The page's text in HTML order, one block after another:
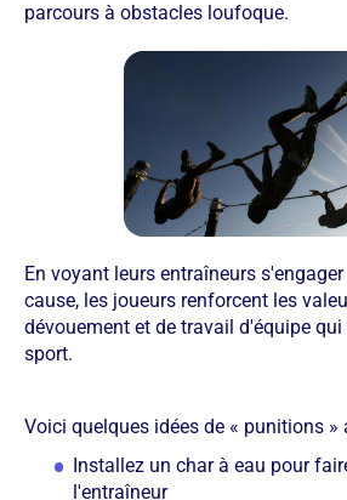
parcours à obstacles loufoque.
En voyant leurs entraîneurs
cause, les joueurs renforcent les
dévouement et de travail d'équipe
sport.
Voici quelques idées de « punitions »
Installez un char à eau pour
l'entraîneur